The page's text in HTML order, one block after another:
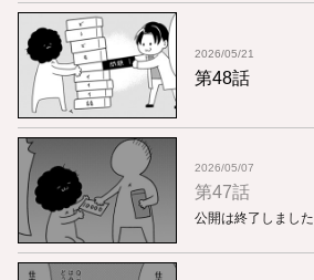
2026/05/21
第48話
2026/05/07
第47話
公開は終了しました